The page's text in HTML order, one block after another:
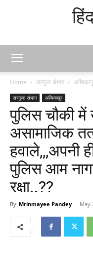
Home सरगुजा संभाग
सरगुजा संभाग अम्बिकापुर
पुलिस चौकी में
असामाजिक
हवाले,,,अपनी
पुलिस आम
रक्षा..??
By Mrinmayee Pandey - May